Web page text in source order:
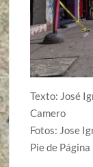
Texto: José
Camero
Fotos: Jose
Pie de Página